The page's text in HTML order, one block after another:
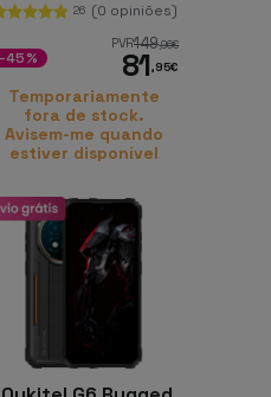
26 (0 opiniões)
PVR149,96€
81,95€
-45%
Temporariamente
fora de stock.
Avisem-me quando
estiver disponível